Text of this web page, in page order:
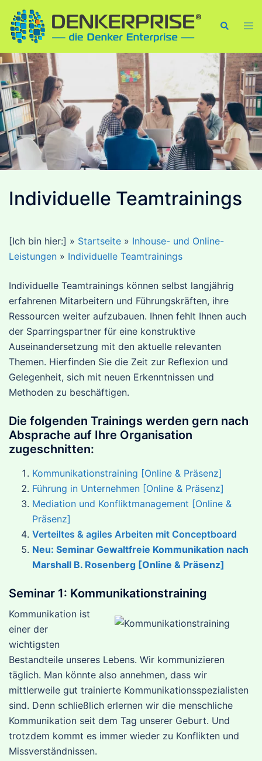
content
Search
Individuelle Teamtrainings
[Ich bin hier:] » Startseite » Inhouse- und Online-
Leistungen » Individuelle Teamtrainings
Individuelle Teamtrainings können selbst langjährig
erfahrenen Mitarbeitern und Führungskräften, ihre
Ressourcen weiter aufzubauen. Ihnen fehlt Ihnen auch
der Sparringspartner für eine konstruktive
Auseinandersetzung mit den aktuelle relevanten
Themen. Hierfinden Sie die Zeit zur Reflexion und
Gelegenheit, sich mit neuen Erkenntnissen und
Methoden zu beschäftigen.
Die folgenden Trainings werden gern nach
Absprache auf Ihre Organisation
zugeschnitten:
Kommunikationstraining [Online & Präsenz]
Führung in Unternehmen [Online & Präsenz]
Mediation und Konfliktmanagement [Online &
Präsenz]
Verteiltes & agiles Arbeiten mit Conceptboard
Neu: Seminar Gewaltfreie Kommunikation nach
Marshall B. Rosenberg [Online & Präsenz]
Seminar 1: Kommunikationstraining
Kommunikation ist
einer der
wichtigsten
Bestandteile unseres Lebens. Wir kommunizieren
täglich. Man könnte also annehmen, dass wir
mittlerweile gut trainierte Kommunikationsspezialisten
sind. Denn schließlich erlernen wir die menschliche
Kommunikation seit dem Tag unserer Geburt. Und
trotzdem kommt es immer wieder zu Konflikten und
Missverständnissen.